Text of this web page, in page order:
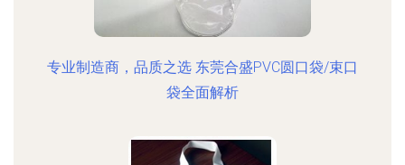
专业制造商，品质之选 东莞合盛PVC圆口袋/束口
袋全面解析